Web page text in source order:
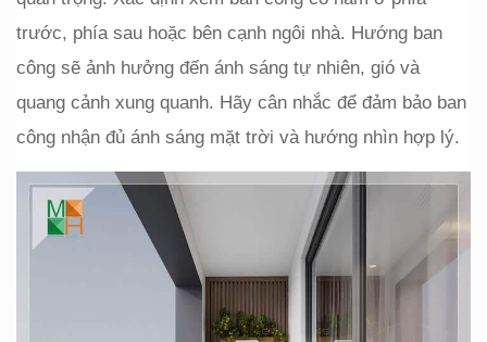
trước, phía sau hoặc bên cạnh ngôi nhà. Hướng ban
công sẽ ảnh hưởng đến ánh sáng tự nhiên, gió và
quang cảnh xung quanh. Hãy cân nhắc để đảm bảo ban
công nhận đủ ánh sáng mặt trời và hướng nhìn hợp lý.